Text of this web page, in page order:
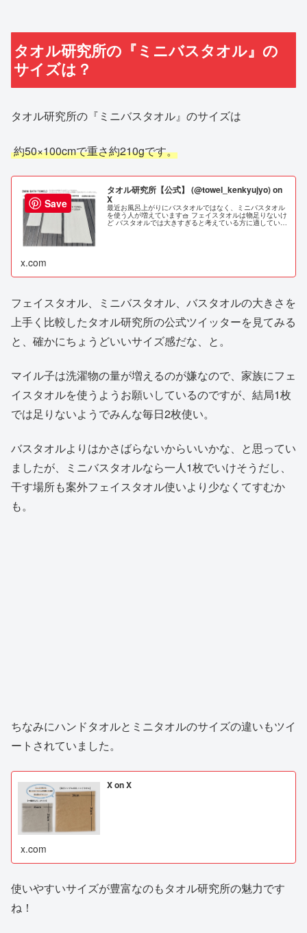
タオル研究所の『ミニバスタオル』の
サイズは？
タオル研究所の『ミニバスタオル』のサイズは
‎約50×100cmで重さ約210gです。
タオル研究所【公式】 (@towel_kenkyujyo) on
X
最近お風呂上がりにバスタオルではなく、ミニバスタオル
を使う人が増えています🧺 フェイスタオルは物足りないけ
ど バスタオルでは大きすぎると考えている方に適していま
x.com
フェイスタオル、ミニバスタオル、バスタオルの大きさを
上手く比較したタオル研究所の公式ツイッターを見てみる
と、確かにちょうどいいサイズ感だな、と。
マイル子は洗濯物の量が増えるのが嫌なので、家族にフェ
イスタオルを使うようお願いしているのですが、結局1枚
では足りないようでみんな毎日2枚使い。
バスタオルよりはかさばらないからいいかな、と思ってい
ましたが、ミニバスタオルなら一人1枚でいけそうだし、
干す場所も案外フェイスタオル使いより少なくてすむか
も。
ちなみにハンドタオルとミニタオルのサイズの違いもツイ
ートされていました。
X on X
x.com
使いやすいサイズが豊富なのもタオル研究所の魅力です
ね！
Save